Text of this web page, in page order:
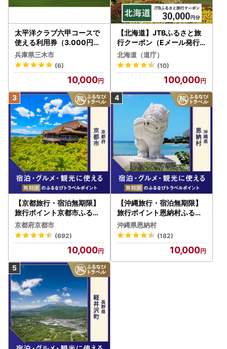
太平洋クラブ六甲コースで
使える利用券（3.000円分
）
兵庫県三木市
(6)
10,000
【北海道】JTBふるさと旅
行クーポン（Eメール発行
）30,000円分 旅行 トラベ
ル 宿泊 人気 おすすめ JTB
W030T
北海道（道庁）
(10)
100,000
【京都旅行・宿泊無期限】
旅行ポイント京都市ふるな
びトラベルポイント
京都府京都市
(692)
10,000
【沖縄旅行・宿泊無期限】
旅行ポイント恩納村ふるな
びトラベルポイント
沖縄県恩納村
(182)
10,000